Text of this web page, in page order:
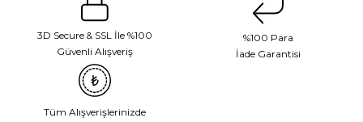
3D Secure & SSL İle %100
Güvenli Alışveriş
%100 Para
İade Garantisi
Tüm Alışverişlerinizde